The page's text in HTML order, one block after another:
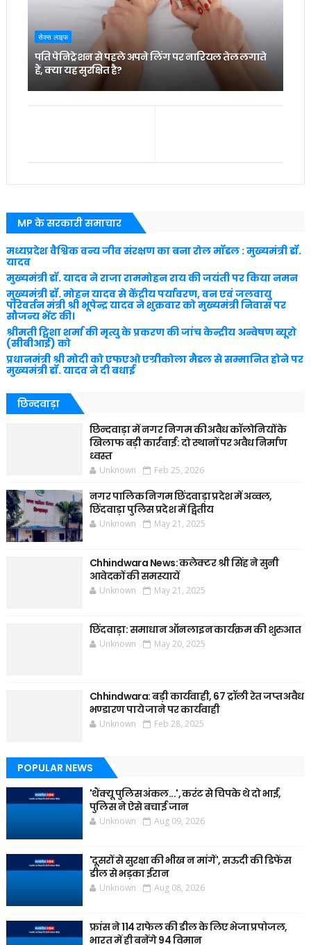
सेक्स लाइफ
पति पेनिट्रेशन से पहले अपने लिंग पर नारियल तेल लगाते
हैं, क्या यह सुरक्षित है?
MP के सरकारी समाचार
मध्यप्रदेश वैश्विक वन्य जीव संरक्षण का बना रोल मॉडल : मुख्यमंत्री डॉ.
यादव
मुख्यमंत्री डॉ. यादव ने राजा राममोहन राय की जयंती पर किया नमन
मुख्यमंत्री डॉ. मोहन यादव से केंद्रीय पर्यावरण, वन एवं जलवायु
परिवर्तन मंत्री श्री भूपेन्द्र यादव ने शुक्रवार को मुख्यमंत्री निवास पर
सौजन्य भेंट की।
श्रीमती ट्विशा शर्मा की मृत्यु के प्रकरण की जांच केन्द्रीय अन्वेषण ब्यूरो
(सीबीआई) को
प्रधानमंत्री श्री मोदी को एफएओ एग्रीकोला मैडल से सम्मानित होने पर
मुख्यमंत्री डॉ. यादव ने दी बधाई
छिन्दवाड़ा
छिन्दवाड़ा में नगर निगम की अवैध कॉलोनियों के
खिलाफ बड़ी कार्रवाई: दो स्थानों पर अवैध निर्माण
ध्वस्त
Unknown Feb 25, 2026
नगर पालिक निगम छिंदवाड़ा प्रदेश में अव्वल,
छिंदवाड़ा पुलिस प्रदेश में द्वितीय
Unknown May 21, 2025
Chhindwara News: कलेक्टर श्री सिंह ने सुनी
आवेदकों की समस्यायें
Unknown May 21, 2025
छिंदवाड़ा: समाधान ऑनलाइन कार्यक्रम की शुरुआत
Unknown May 20, 2025
Chhindwara: बड़ी कार्यवाही, 67 ट्रॉली रेत जप्त अवैध
भण्डारण पाये जाने पर कार्यवाही
Unknown Feb 28, 2025
POPULAR NEWS
'थैंक्यू पुलिस अंकल...', करंट से चिपके थे दो भाई,
पुलिस ने ऐसे बचाई जान
Unknown Aug 09, 2026
'दूसरों से सुरक्षा की भीख न मांगें', सऊदी की डिफेंस
डील से भड़का ईरान
Unknown Aug 08, 2026
फ्रांस ने 114 राफेल की डील के लिए भेजा प्रपोजल,
भारत में ही बनेंगे 94 विमान